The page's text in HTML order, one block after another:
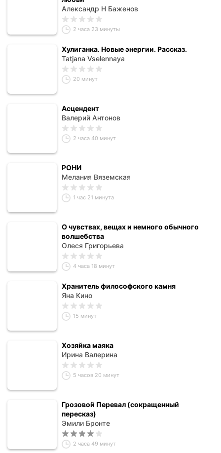
Александр Н Баженов
2 часа 23 минуты
Хулиганка. Новые энергии. Рассказ.
Tatjana Vselennaya
20 минут
Асцендент
Валерий Антонов
2 часа 40 минут
РОНИ
Мелания Вяземская
1 час 21 минута
О чувствах, вещах и немного обычного
волшебства
Олеся Григорьева
4 часа 18 минут
Хранитель философского камня
Яна Кино
15 минут
Хозяйка маяка
Ирина Валерина
5 часов 20 минут
Грозовой Перевал (сокращенный
пересказ)
Эмили Бронте
2 часа 49 минут